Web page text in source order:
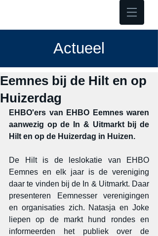
Actueel
Eemnes bij de Hilt en op
Huizerdag
EHBO'ers van EHBO Eemnes waren
aanwezig op de In & Uitmarkt bij de
Hilt en op de Huizerdag in Huizen.
De Hilt is de leslokatie van EHBO
Eemnes en elk jaar is de vereniging
daar te vinden bij de In & Uitmarkt. Daar
presenteren Eemnesser verenigingen
en organisaties zich. Natasja en Joke
liepen op de markt hund rondes en
informeerden het publiek over de